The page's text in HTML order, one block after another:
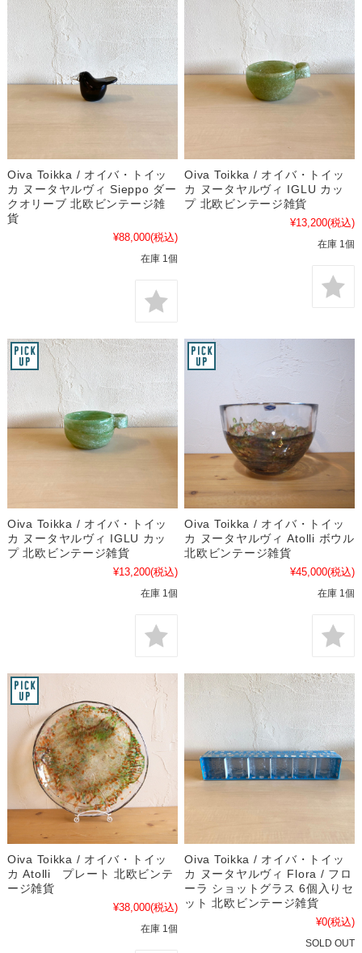
Oiva Toikka / オイバ・トイッ
カ ヌータヤルヴィ Sieppo ダー
クオリーブ 北欧ビンテージ雑
貨
¥88,000(税込)
在庫 1個
Oiva Toikka / オイバ・トイッ
カ ヌータヤルヴィ IGLU カッ
プ 北欧ビンテージ雑貨
¥13,200(税込)
在庫 1個
Oiva Toikka / オイバ・トイッ
カ ヌータヤルヴィ IGLU カッ
プ 北欧ビンテージ雑貨
¥13,200(税込)
在庫 1個
Oiva Toikka / オイバ・トイッ
カ ヌータヤルヴィ Atolli ボウル
北欧ビンテージ雑貨
¥45,000(税込)
在庫 1個
Oiva Toikka / オイバ・トイッ
カ Atolli プレート 北欧ビンテ
ージ雑貨
¥38,000(税込)
在庫 1個
Oiva Toikka / オイバ・トイッ
カ ヌータヤルヴィ Flora / フロ
ーラ ショットグラス 6個入りセ
ット 北欧ビンテージ雑貨
¥0(税込)
SOLD OUT